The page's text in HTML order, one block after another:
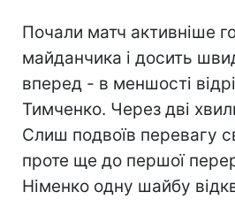
Почали матч активніше
майданчика і досить
вперед - в меншості
Тимченко. Через дві
Слиш подвоїв перевагу
проте ще до першої
Німенко одну шайбу